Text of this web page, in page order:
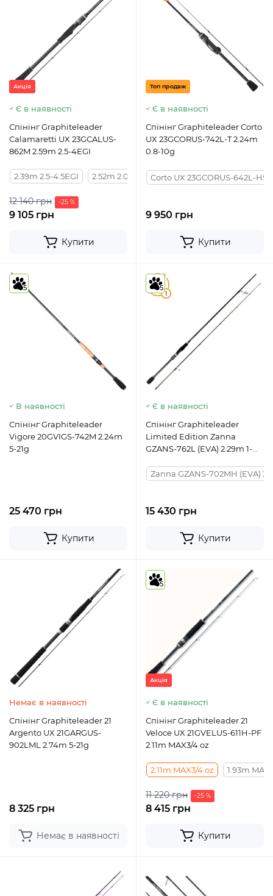
Акція
Є в наявності
Спінінг Graphiteleader
Calamaretti UX 23GCALUS-
862M 2.59m 2.5-4EGI
2.39m 2.5-4.5EGI 2.52m 2.0-3.5EGI 2.59m 2.5-4.0EGI
12 140 грн -25 %
9 105 грн
Купити
Топ продаж
Є в наявності
Спінінг Graphiteleader Corto
UX 23GCORUS-742L-T 2.24m
0.8-10g
Corto UX 23GCORUS-642L-HS
9 950 грн
Купити
5
В наявності
Спінінг Graphiteleader
Vigore 20GVIGS-742M 2.24m
5-21g
25 470 грн
Купити
5
1
5
Є в наявності
Спінінг Graphiteleader
Limited Edition Zanna
GZANS-762L (EVA) 2.29m 1-
Zanna GZANS-702MH (EVA)
15 430 грн
Купити
Немає в наявності
Спінінг Graphiteleader 21
Argento UX 21GARGUS-
902LML 2.74m 5-21g
8 325 грн
Немає в наявності
5
Акція
Є в наявності
Спінінг Graphiteleader 21
Veloce UX 21GVELUS-611H-PF
2.11m MAX3/4 oz
2.11m MAX3/4 oz 1.93m
11 220 грн -25 %
8 415 грн
Купити